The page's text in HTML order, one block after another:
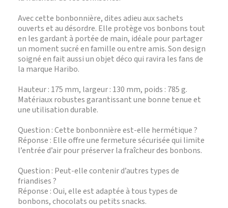
Avec cette bonbonnière, dites adieu aux sachets
ouverts et au désordre. Elle protège vos bonbons tout
en les gardant à portée de main, idéale pour partager
un moment sucré en famille ou entre amis. Son design
soigné en fait aussi un objet déco qui ravira les fans de
la marque Haribo.
Hauteur : 175 mm, largeur : 130 mm, poids : 785 g.
Matériaux robustes garantissant une bonne tenue et
une utilisation durable.
Question : Cette bonbonnière est-elle hermétique ?
Réponse : Elle offre une fermeture sécurisée qui limite
l’entrée d’air pour préserver la fraîcheur des bonbons.
Question : Peut-elle contenir d’autres types de
friandises ?
Réponse : Oui, elle est adaptée à tous types de
bonbons, chocolats ou petits snacks.